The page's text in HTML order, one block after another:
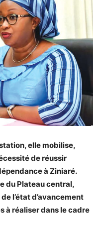
elle mobilise,
de réussir
à Ziniaré.
du Plateau central,
l’état d’avancement
à réaliser dans le cadre